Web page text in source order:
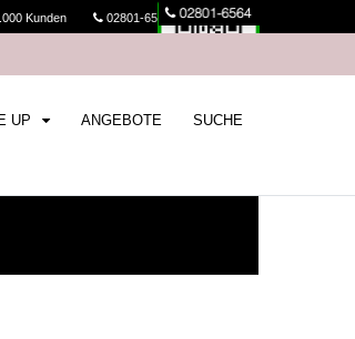
Kunden 02801-6564 Kasse
UP ANGEBOTE SUCHE